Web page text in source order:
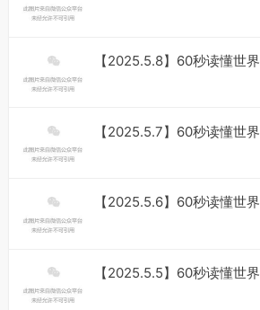
【2025.5.8】60秒读懂世界
【2025.5.7】60秒读懂世界
【2025.5.6】60秒读懂世界
【2025.5.5】60秒读懂世界